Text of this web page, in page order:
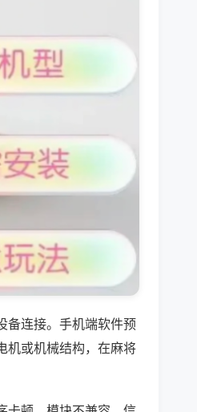
备连接。手机端软件预
机或机械结构，在麻将